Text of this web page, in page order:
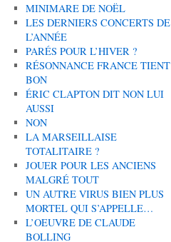
MINIMARE DE NOËL
LES DERNIERS CONCERTS DE
L’ANNÉE
PARÉS POUR L’HIVER ?
RÉSONNANCE FRANCE TIENT
BON
ÉRIC CLAPTON DIT NON LUI
AUSSI
NON
LA MARSEILLAISE
TOTALITAIRE ?
JOUER POUR LES ANCIENS
MALGRÉ TOUT
UN AUTRE VIRUS BIEN PLUS
MORTEL QUI S’APPELLE…
L’OEUVRE DE CLAUDE
BOLLING